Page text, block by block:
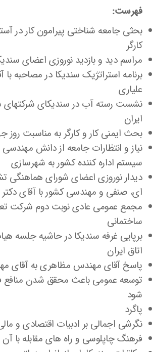
فهرست:
بحثی جامعه شناختی پیرامون کار در
کارگر
مراسم دید و بازدید نوروزی اعضای
برنامه استراتژیک سندیکا در مصاحبه
علیاری
نشست رسته آب در سندیکای شرکتهای
ایران
بحث ایمنی کار و کارگر به مناسبت روز
نیاز و انتظارات جامعه از دانش
سیستم اداره کننده کشور به شهرسازی
دیدار نوروزی اعضای شورای هماهنگی
ای، صنفی و مهندسی کشور با آقای
مجمع عمومی عادی نوبت دوم شرکت
ساختمانی
برپایی غرفه سندیکا در حاشیه جلسه
اتاق ایران
پاسخ آقای مهندس مظاهری به آقای
توسعه عمومی باعث محقق شدن
شود
پاگرد
نگرشی اجمالی بر ادبیات اقتصادی و
فرهنگ چاپلوسی و راه های مقابله با